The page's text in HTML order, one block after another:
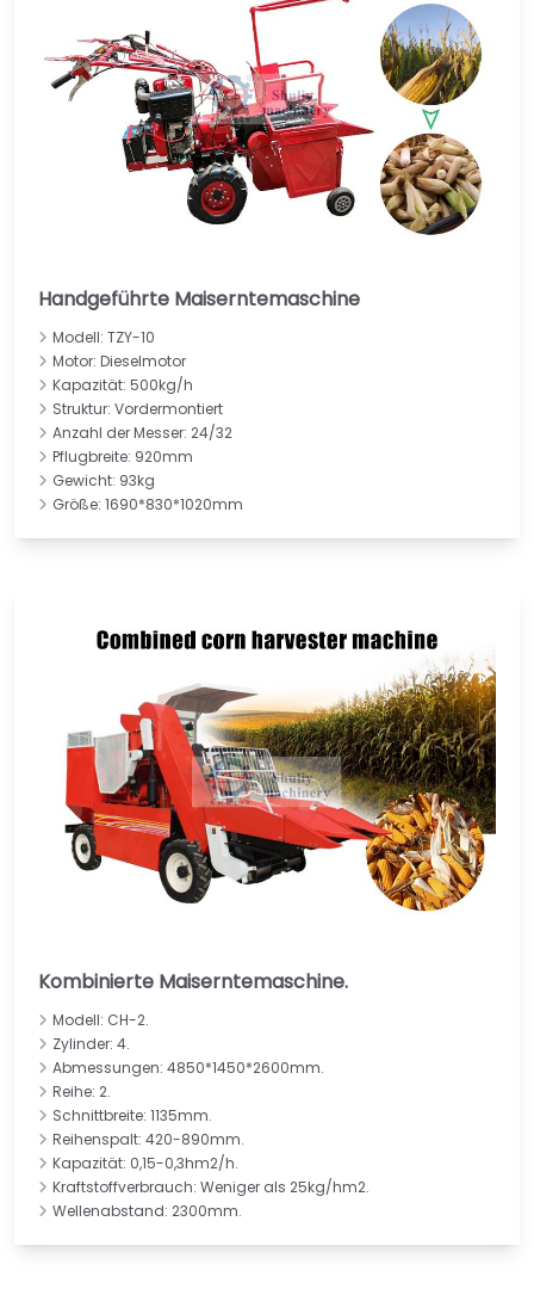
Handgeführte Maiserntemaschine
Modell: TZY-10
Motor: Dieselmotor
Kapazität: 500kg/h
Struktur: Vordermontiert
Anzahl der Messer: 24/32
Pflugbreite: 920mm
Gewicht: 93kg
Größe: 1690*830*1020mm
Kombinierte Maiserntemaschine.
Modell: CH-2.
Zylinder: 4.
Abmessungen: 4850*1450*2600mm.
Reihe: 2.
Schnittbreite: 1135mm.
Reihenspalt: 420-890mm.
Kapazität: 0,15-0,3hm2/h.
Kraftstoffverbrauch: Weniger als 25kg/hm2.
Wellenabstand: 2300mm.